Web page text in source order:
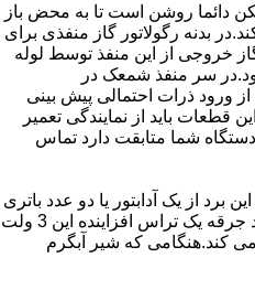
دائما روشن است تا به محض باز
بدنه رگولاتور گاز منفذی برای
خروجی از این منفذ توسط لوله
سر منفذ شمعک در
ورود ذرات احتمالی پیش بینی
قطعات باید از نمایندگی تعمیر
دستگاه شما متابقت دارد تماس
برد از یک آدابتور یا دو عدد باتری
1/5 ولت تامین می شود.برای ایجاد جرقه یک تراس افزاینده این 3 ولت
ولت تبدیل می کند.هنگامی که شیر آبگرم